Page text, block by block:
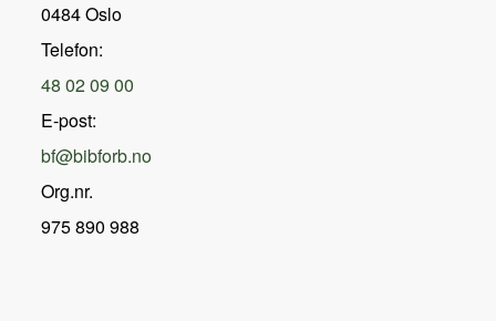
0484 Oslo
Telefon:
48 02 09 00
E-post:
bf@bibforb.no
Org.nr.
975 890 988